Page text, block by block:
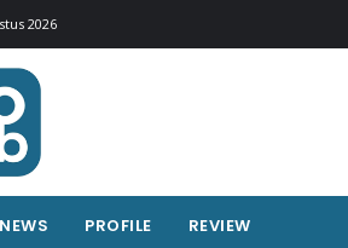
2026
NEWS PROFILE REVIEW
terkini